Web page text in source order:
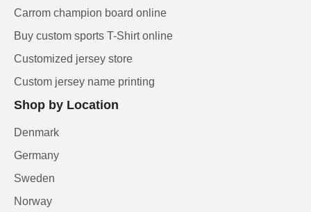
Carrom champion board online
Buy custom sports T-Shirt online
Customized jersey store
Custom jersey name printing
Shop by Location
Denmark
Germany
Sweden
Norway